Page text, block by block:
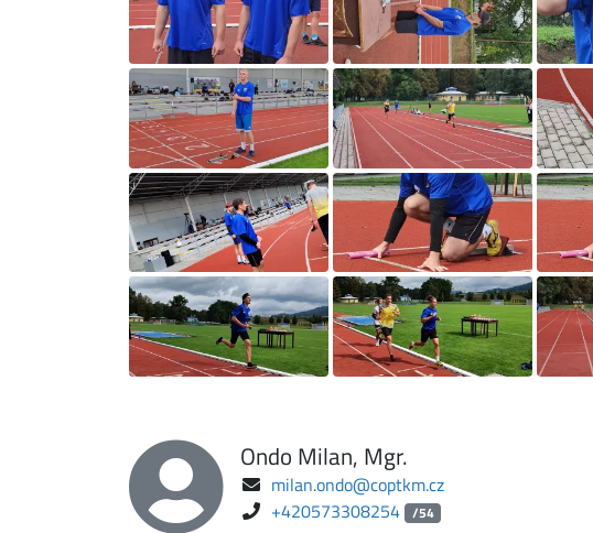
Ondo Milan, Mgr.
milan.ondo@coptkm.cz
+420573308254 /54